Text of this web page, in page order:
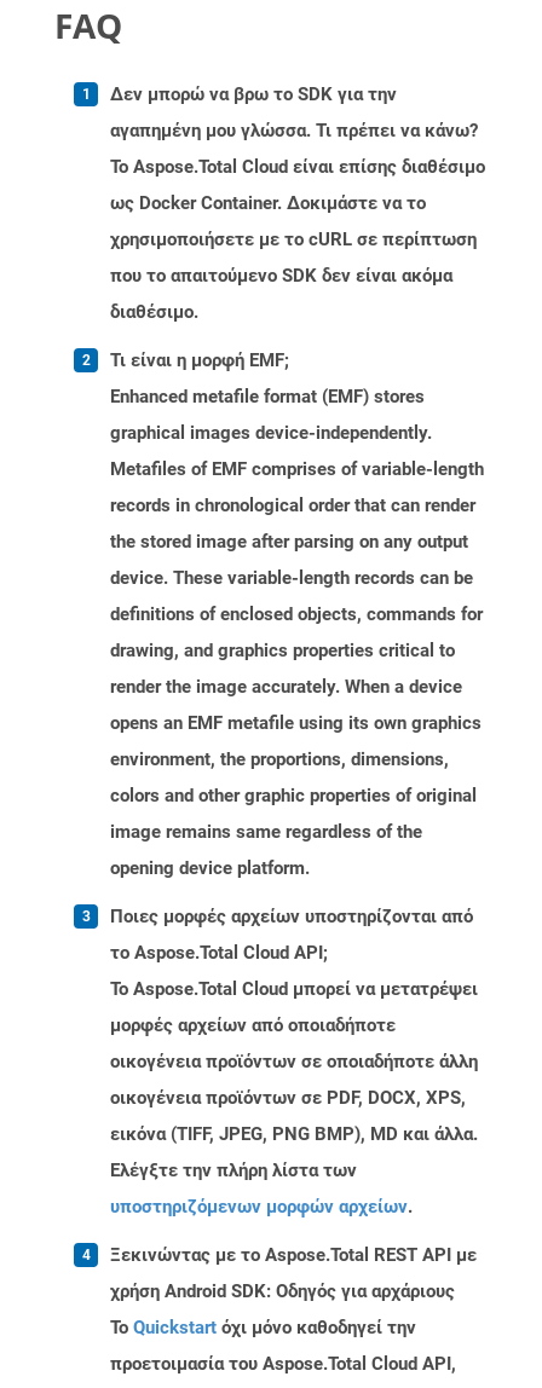
FAQ
Δεν μπορώ να βρω το SDK για την
αγαπημένη μου γλώσσα. Τι πρέπει να κάνω?
Το Aspose.Total Cloud είναι επίσης διαθέσιμο
ως Docker Container. Δοκιμάστε να το
χρησιμοποιήσετε με το cURL σε περίπτωση
που το απαιτούμενο SDK δεν είναι ακόμα
διαθέσιμο.
Τι είναι η μορφή EMF;
Enhanced metafile format (EMF) stores
graphical images device-independently.
Metafiles of EMF comprises of variable-length
records in chronological order that can render
the stored image after parsing on any output
device. These variable-length records can be
definitions of enclosed objects, commands for
drawing, and graphics properties critical to
render the image accurately. When a device
opens an EMF metafile using its own graphics
environment, the proportions, dimensions,
colors and other graphic properties of original
image remains same regardless of the
opening device platform.
Ποιες μορφές αρχείων υποστηρίζονται από
το Aspose.Total Cloud API;
Το Aspose.Total Cloud μπορεί να μετατρέψει
μορφές αρχείων από οποιαδήποτε
οικογένεια προϊόντων σε οποιαδήποτε άλλη
οικογένεια προϊόντων σε PDF, DOCX, XPS,
εικόνα (TIFF, JPEG, PNG BMP), MD και άλλα.
Ελέγξτε την πλήρη λίστα των
υποστηριζόμενων μορφών αρχείων.
Ξεκινώντας με το Aspose.Total REST API με
χρήση Android SDK: Οδηγός για αρχάριους
Το Quickstart όχι μόνο καθοδηγεί την
προετοιμασία του Aspose.Total Cloud API,